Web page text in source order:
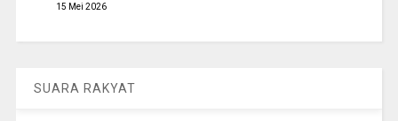
15 Mei 2026
SUARA RAKYAT